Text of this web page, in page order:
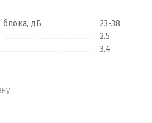
дБ
23-38
2.5
3.4